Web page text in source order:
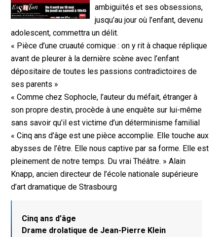
ambiguïtés et ses obsessions,
jusqu’au jour où l’enfant, devenu
adolescent, commettra un délit.
« Pièce d’une cruauté comique : on y rit à chaque réplique
avant de pleurer à la dernière scène avec l’enfant
dépositaire de toutes les passions contradictoires de
ses parents »
« Comme chez Sophocle, l’auteur du méfait, étranger à
son propre destin, procède à une enquête sur lui-même
sans savoir qu’il est victime d’un déterminisme familial
« Cinq ans d’âge est une pièce accomplie. Elle touche aux
abysses de l’être. Elle nous captive par sa forme. Elle est
pleinement de notre temps. Du vrai Théâtre. » Alain
Knapp, ancien directeur de l’école nationale supérieure
d’art dramatique de Strasbourg
Cinq ans d’âge
Drame drolatique de Jean-Pierre Klein